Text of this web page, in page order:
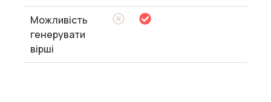
Можливість
генерувати
вірші